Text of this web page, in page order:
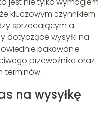
kluczowym czynnikiem
sprzedającym a
dotyczące wysyłki na
pakowanie
przewoźnika oraz
terminów.
na wysyłkę